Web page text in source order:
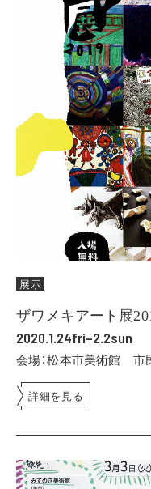
展示
ザワメキアート展
2020.1.24fri–2.2sun
会場：松本市美術館 市
詳細を見る